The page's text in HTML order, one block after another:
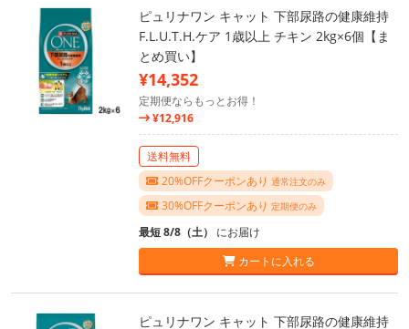
ピュリナワン キャット 下部尿路の健康維持
F.L.U.T.H.ケア 1歳以上 チキン 2kg×6個【ま
とめ買い】
¥14,352
定期便ならもっとお得！
¥12,916
送料無料
20%OFFクーポンあり 通常注文のみ
30%OFFクーポンあり 定期便のみ
最短 8/8（土） にお届け
カートに入れる
ピュリナワン キャット 下部尿路の健康維持